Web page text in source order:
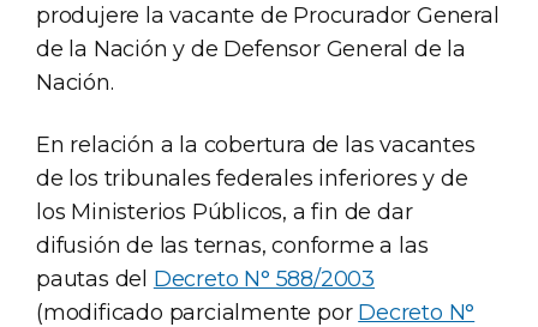
produjere la vacante de Procurador General
de la Nación y de Defensor General de la
Nación.
En relación a la cobertura de las vacantes
de los tribunales federales inferiores y de
los Ministerios Públicos, a fin de dar
difusión de las ternas, conforme a las
pautas del Decreto N° 588/2003
(modificado parcialmente por Decreto N°